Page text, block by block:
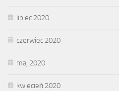
lipiec 2020
czerwiec 2020
maj 2020
kwiecień 2020